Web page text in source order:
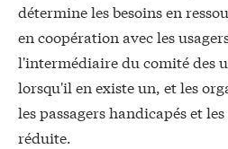
détermine les besoins en
en coopération avec les
l'intermédiaire du comité des
lorsqu'il en existe un, et les
les passagers handicapés et
réduite.